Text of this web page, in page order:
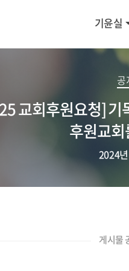
기윤실
공
교회후원요청] 기
후원교
2024
게시물